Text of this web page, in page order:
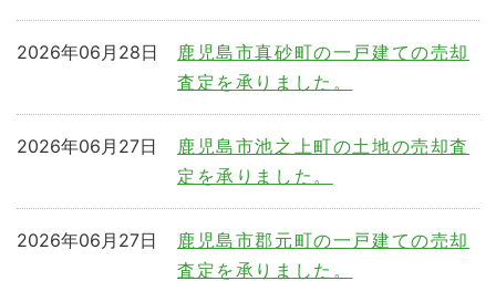
鹿児島市真砂町の一戸建ての売却
査定を承りました。
2026年06月28日
鹿児島市池之上町の土地の売却査
定を承りました。
2026年06月27日
鹿児島市郡元町の一戸建ての売却
査定を承りました。
2026年06月27日